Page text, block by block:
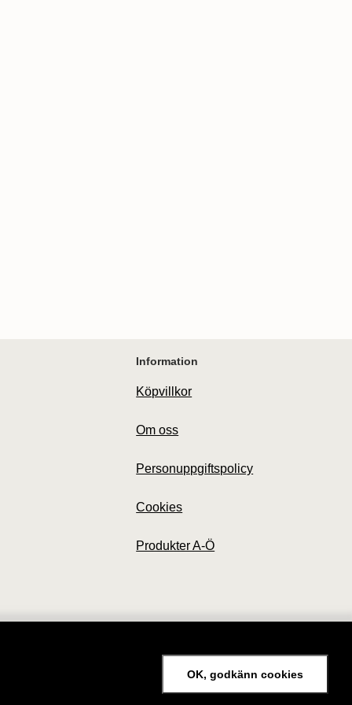
OK, godkänn cookies
Information
Köpvillkor
Om oss
Personuppgiftspolicy
Cookies
Produkter A-Ö